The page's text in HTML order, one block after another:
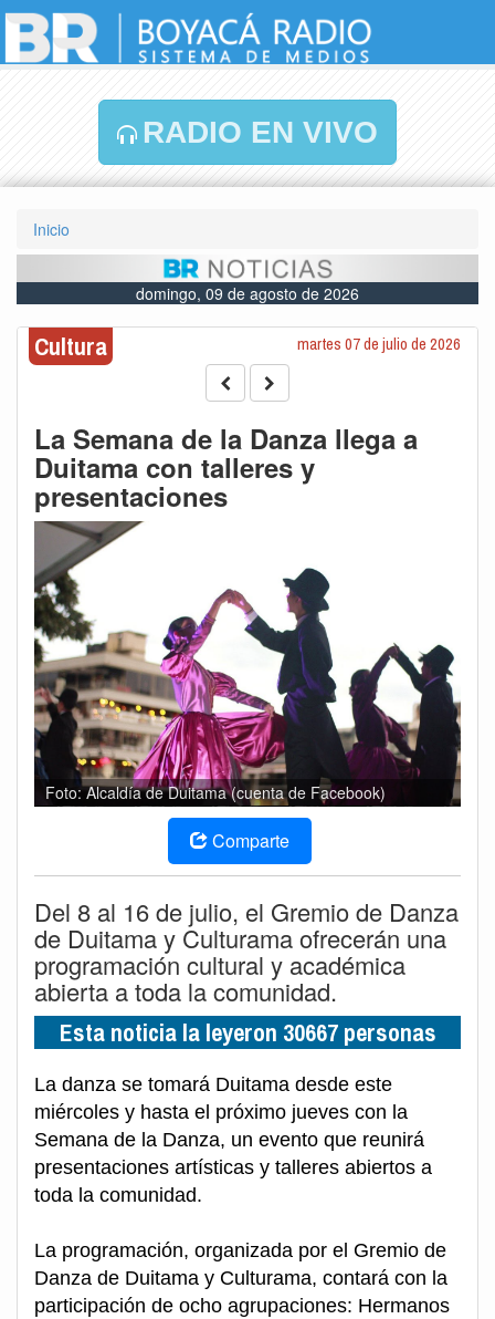
RADIO EN VIVO
Inicio
domingo, 09 de agosto de 2026
Cultura martes 07 de julio de 2026
La Semana de la Danza llega a
Duitama con talleres y
presentaciones
Foto: Alcaldía de Duitama (cuenta de Facebook)
Comparte
Del 8 al 16 de julio, el Gremio de Danza
de Duitama y Culturama ofrecerán una
programación cultural y académica
abierta a toda la comunidad.
Esta noticia la leyeron 30667 personas
La danza se tomará Duitama desde este
miércoles y hasta el próximo jueves con la
Semana de la Danza, un evento que reunirá
presentaciones artísticas y talleres abiertos a
toda la comunidad.
La programación, organizada por el Gremio de
Danza de Duitama y Culturama, contará con la
participación de ocho agrupaciones: Hermanos